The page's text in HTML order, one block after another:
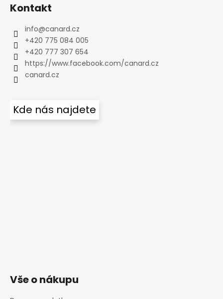
Kontakt
info@canard.cz
+420 775 084 005
+420 777 307 654
https://www.facebook.com/canard.cz
canard.cz
Kde nás najdete
Vše o nákupu